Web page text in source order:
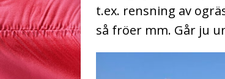
t.ex. rensning av
så fröer mm. Går ju